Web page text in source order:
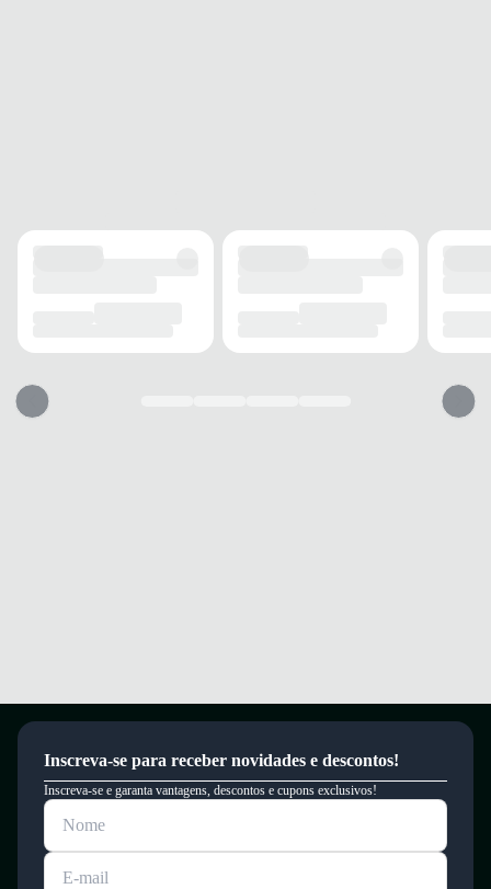
Inscreva-se para receber novidades e descontos!
Inscreva-se e garanta vantagens, descontos e cupons exclusivos!